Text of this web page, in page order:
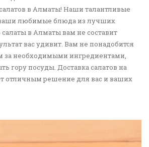
в Алматы! Наши талантливые
ваши любимые блюда из лучших
салаты в Алматы вам не составит
вас удивит. Вам не понадобится
за необходимыми ингредиентами,
гору посуды. Доставка салатов на
отличным решение для вас и ваших
мы сами берем все хлопоты в свои